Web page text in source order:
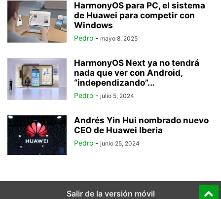
HarmonyOS para PC, el sistema
de Huawei para competir con
Windows
Pedro - mayo 8, 2025
HarmonyOS Next ya no tendrá
nada que ver con Android,
“independizando”...
Pedro - julio 5, 2024
Andrés Yin Hui nombrado nuevo
CEO de Huawei Iberia
Pedro - junio 25, 2024
Salir de la versión móvil